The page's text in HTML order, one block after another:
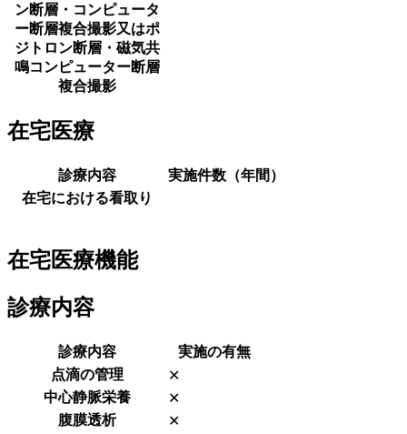
ン断層・コンピュータ
ー断層複合撮影又はポ
ジトロン断層・磁気共
鳴コンピューター断層
複合撮影
在宅医療
診療内容
実施件数（年間）
在宅における看取り
在宅医療機能
診療内容
診療内容
実施の有無
点滴の管理
✕
中心静脈栄養
✕
腹膜透析
✕